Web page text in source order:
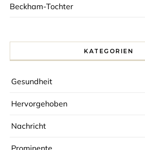
Beckham-Tochter
KATEGORIEN
Gesundheit
Hervorgehoben
Nachricht
Prominente